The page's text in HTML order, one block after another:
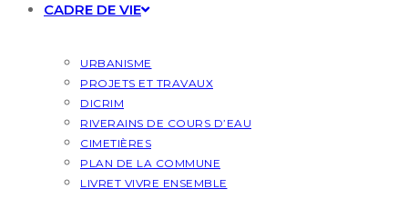
CADRE DE VIE
URBANISME
PROJETS ET TRAVAUX
DICRIM
RIVERAINS DE COURS D’EAU
CIMETIÈRES
PLAN DE LA COMMUNE
LIVRET VIVRE ENSEMBLE